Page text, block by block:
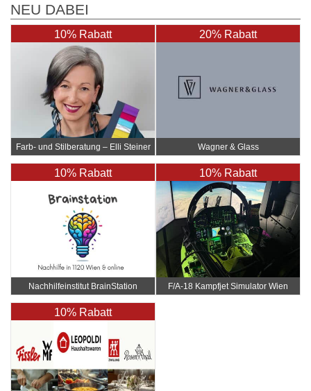
NEU DABEI
10% Rabatt
Farb- und Stilberatung – Elli Steiner
20% Rabatt
Wagner & Glass
10% Rabatt
Nachhilfeinstitut BrainStation
10% Rabatt
F/A-18 Kampfjet Simulator Wien
10% Rabatt